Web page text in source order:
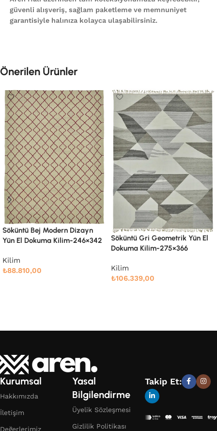
güvenli alışveriş, sağlam paketleme ve memnuniyet
garantisiyle halınıza kolayca ulaşabilirsiniz.
Önerilen Ürünler
Söküntü Gri Geometrik Yün El
Kilim
Söküntü Kahverengi Çizgili Yün
El Dokuma Kilim-244×387
Kilim
Devamını oku
Kurumsal
Hakkımızda
İletişim
Değerlerimiz
Yasal
Bilgilendirme
Üyelik Sözleşmesi
Gizlilik Politikası
Takip Et: